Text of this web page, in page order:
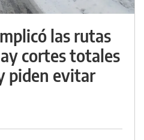
las rutas
cortes totales
piden evitar